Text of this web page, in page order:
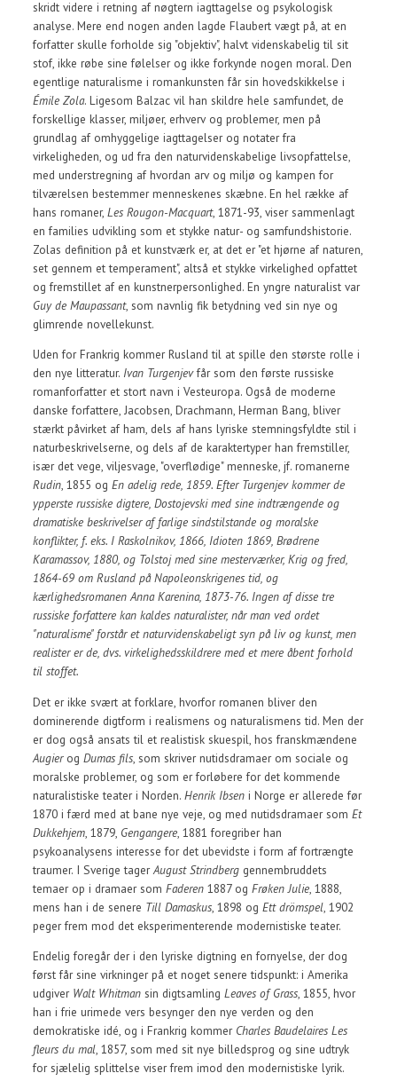
skridt videre i retning af nøgtern iagttagelse og psykologisk
analyse. Mere end nogen anden lagde Flaubert vægt på, at en
forfatter skulle forholde sig "objektiv", halvt videnskabelig til sit
stof, ikke røbe sine følelser og ikke forkynde nogen moral. Den
egentlige naturalisme i romankunsten får sin hovedskikkelse i
Émile Zola. Ligesom Balzac vil han skildre hele samfundet, de
forskellige klasser, miljøer, erhverv og problemer, men på
grundlag af omhyggelige iagttagelser og notater fra
virkeligheden, og ud fra den naturvidenskabelige livsopfattelse,
med understregning af hvordan arv og miljø og kampen for
tilværelsen bestemmer menneskenes skæbne. En hel række af
hans romaner,Les Rougon-Macquart, 1871-93, viser sammenlagt
en families udvikling som et stykke natur- og samfundshistorie.
Zolas definition på et kunstværk er, at det er "et hjørne af naturen,
set gennem et temperament", altså et stykke virkelighed opfattet
og fremstillet af en kunstnerpersonlighed. En yngre naturalist var
Guy de Maupassant, som navnlig fik betydning ved sin nye og
glimrende novellekunst.
Uden for Frankrig kommer Rusland til at spille den største rolle i
den nye litteratur. Ivan Turgenjevfår som den første russiske
romanforfatter et stort navn i Vesteuropa. Også de moderne
danske forfattere, Jacobsen, Drachmann, Herman Bang, bliver
stærkt påvirket af ham, dels af hans lyriske stemningsfyldte stil i
naturbeskrivelserne, og dels af de karaktertyper han fremstiller,
især det vege, viljesvage, "overflødige" menneske, jf. romanerne
Rudin, 1855 ogEn adelig rede, 1859. Efter Turgenjev kommer de
ypperste russiske digtere,Dostojevskimed sine indtrængende og
dramatiske beskrivelser af farlige sindstilstande og moralske
konflikter, f. eks. IRaskolnikov, 1866, Idioten 1869,Brødrene
Karamassov, 1880, og Tolstojmed sine mesterværker,Krig og fred,
1864-69 om Rusland på Napoleonskrigenes tid, og
kærlighedsromanenAnna Karenina, 1873-76. Ingen af disse tre
russiske forfattere kan kaldes naturalister, når man ved ordet
"naturalisme" forstår et naturvidenskabeligt syn på liv og kunst, men
realister er de, dvs. virkelighedsskildrere med et mere åbent forhold
til stoffet.
Det er ikke svært at forklare, hvorfor romanen bliver den
dominerende digtform i realismens og naturalismens tid. Men der
er dog også ansats til et realistisk skuespil, hos franskmændene
AugierogDumas fils , som skriver nutidsdramaer om sociale og
moralske problemer, og som er forløbere for det kommende
naturalistiske teater i Norden.Henrik Ibsen i Norge er allerede før
1870 i færd med at bane nye veje, og med nutidsdramaer somEt
Dukkehjem , 1879, Gengangere , 1881 foregriber han
psykoanalysens interesse for det ubevidste i form af fortrængte
traumer. I Sverige tagerAugust Strindberg gennembruddets
temaer op i dramaer somFaderen 1887 ogFrøken Julie , 1888,
mens han i de senere Till Damaskus , 1898 ogEtt drömspel , 1902
peger frem mod det eksperimenterende modernistiske teater.
Endelig foregår der i den lyriske digtning en fornyelse, der dog
først får sine virkninger på et noget senere tidspunkt: i Amerika
udgiver Walt Whitman sin digtsamlingLeaves of Grass, 1855, hvor
han i frie urimede vers besynger den nye verden og den
demokratiske idé, og i Frankrig kommer Charles Baudelaires Les
fleurs du mal, 1857, som med sit nye billedsprog og sine udtryk
for sjælelig splittelse viser frem imod den modernistiske lyrik.